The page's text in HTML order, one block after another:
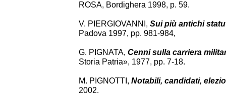
ROSA, Bordighera 1998, p. 59.
V. PIERGIOVANNI, Sui più antichi
Padova 1997, pp. 981-984,
G. PIGNATA, Cenni sulla carriera
Storia Patria», 1977, pp. 7-18.
M. PIGNOTTI, Notabili, candidati,
2002.